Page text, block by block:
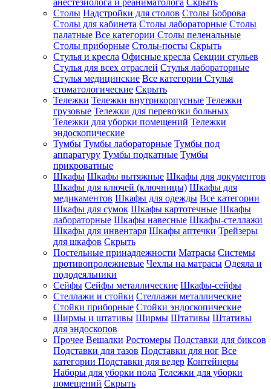
анестезиолога и реаниматолога Скрыть
Столы Надстройки для столов Столы Боброва
Столы для кабинета Столы лабораторные Столы
палатные Все категории Столы пеленальные
Столы приборные Столы-посты Скрыть
Стулья и кресла Офисные кресла Секции стульев
Стулья для всех отраслей Стулья лабораторные
Стулья медицинские Все категории Стулья
стоматологические Скрыть
Тележки Тележки внутрикорпусные Тележки
грузовые Тележки для перевозки больных
Тележки для уборки помещений Тележки
эндоскопические
Тумбы Тумбы лабораторные Тумбы под
аппаратуру Тумбы подкатные Тумбы
прикроватные
Шкафы Шкафы вытяжные Шкафы для документов
Шкафы для ключей (ключницы) Шкафы для
медикаментов Шкафы для одежды Все категории
Шкафы для сумок Шкафы картотечные Шкафы
лабораторные Шкафы навесные Шкафы-стеллажи
Шкафы для инвентаря Шкафы аптечки Трейзеры
для шкафов Скрыть
Постельные принадлежности Матрасы Системы
противопролежневые Чехлы на матрасы Одеяла и
пододеяльники
Сейфы Сейфы металлические Шкафы-сейфы
Стеллажи и стойки Стеллажи металлические
Стойки приборные Стойки эндоскопические
Ширмы и штативы Ширмы Штативы Штативы
для эндоскопов
Прочее Вешалки Ростомеры Подставки для биксов
Подставки для тазов Подставки для ног Все
категории Подставки для ведер Контейнеры
Наборы для уборки пола Тележки для уборки
помещений Скрыть